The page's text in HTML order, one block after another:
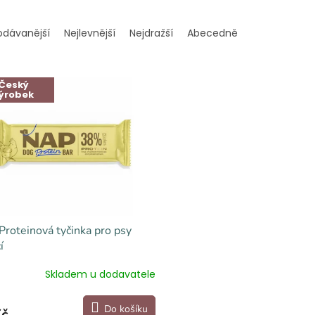
Nejlevnější Nejdražší Abecedně
tyčinka pro psy
Skladem u dodavatele
Do košíku